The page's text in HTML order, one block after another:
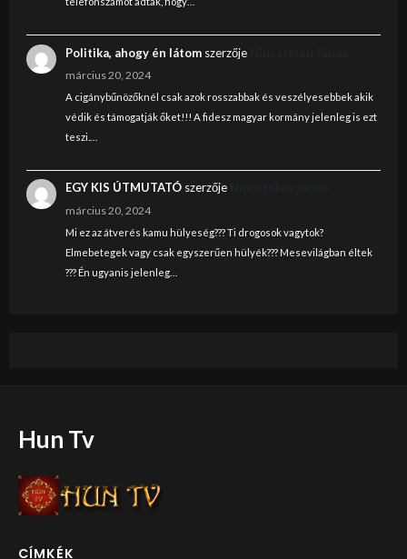
Politika, ahogy én látomszerzője
március 20, 2024
A cigánybűnözőknél csak azok rosszabbak és veszélyesebbek akik
védik és támogatják őket!!! A fidesz magyar kormány jelenleg is ezt
teszi.…
EGY KIS ÚTMUTATÓszerzője
március 20, 2024
Mi ez az átverés kamu hülyeség??? Ti drogosok vagytok?
Elmebetegek vagy csak egyszerűen hülyék??? Mesevilágban éltek
??? Én ugyanis jelenleg…
Hun Tv
CÍMKÉK